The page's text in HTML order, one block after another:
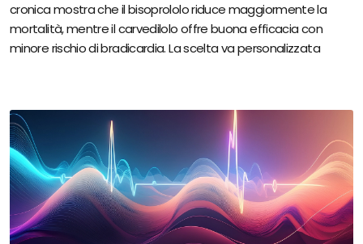
cronica mostra che il bisoprololo riduce maggiormente la
mortalità, mentre il carvedilolo offre buona efficacia con
minore rischio di bradicardia. La scelta va personalizzata